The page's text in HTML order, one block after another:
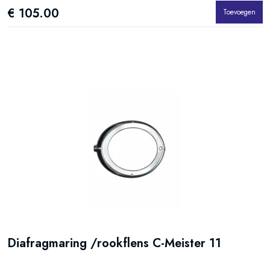
€ 105.00 Toevoegen
Diafragmaring /rookflens C-Meister 11